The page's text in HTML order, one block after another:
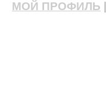
МОЙ ПРОФИЛЬ